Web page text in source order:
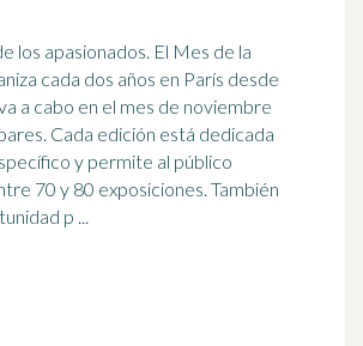
los apasionados. El Mes de la
cada dos años en París desde
a cabo en el mes de noviembre
dedicada
y permite al público
70 y 80 exposiciones. También
p ...